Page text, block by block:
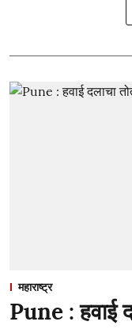
महाराष्ट्र
Pune : हवाई